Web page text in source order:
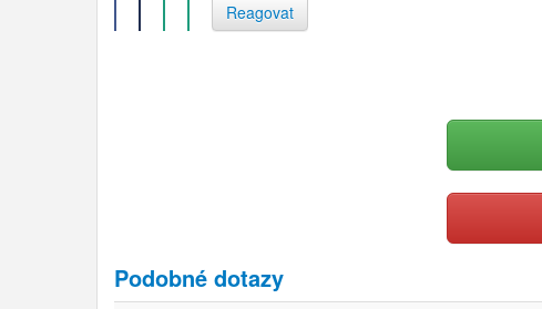
Reagovat
Podobné dotazy